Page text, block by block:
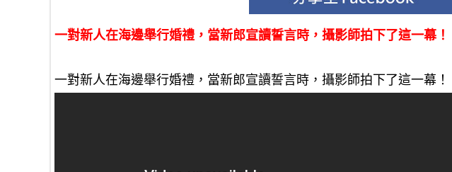
一對新人在海邊舉行婚禮，當新郎宣讀誓言時，攝影師拍下了這一幕！
一對新人在海邊舉行婚禮，當新郎宣讀誓言時，攝影師拍下了這一幕！